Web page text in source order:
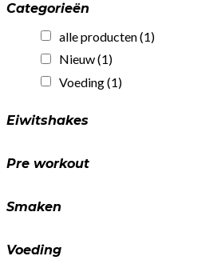
Original
quantity
Categorieën
alle producten(1)
Nieuw(1)
Voeding(1)
Eiwitshakes
Pre workout
Smaken
Voeding